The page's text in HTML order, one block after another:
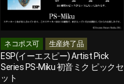
ネコポス可 生産終了品
ESP(イーエスピー) Artist Pick
Series PS-Miku 初音ミク ピックセ
ット